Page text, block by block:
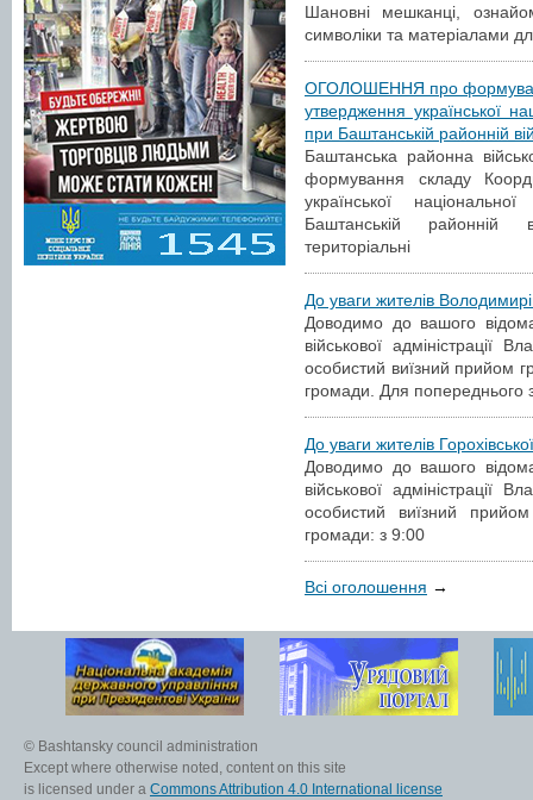
Шановні мешканці,
символіки та матеріалами
ОГОЛОШЕННЯ про
утвердження української
при Баштанській районній
Баштанська районна
формування складу
української
Баштанській районній
територіальні
До уваги жителів
Доводимо до вашого
військової
особистий виїзний прийом
громади. Для попереднього
До уваги жителів
Доводимо до вашого
військової
особистий виїзний
громади: з 9:00
Всі оголошення →
© Bashtansky council administration
Except where otherwise noted, content on this site
is licensed under a Commons Attribution 4.0 International license